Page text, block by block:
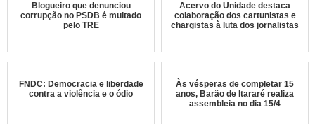
Blogueiro que denunciou
corrupção no PSDB é multado
pelo TRE
Acervo do Unidade destaca
colaboração dos cartunistas e
chargistas à luta dos jornalistas
FNDC: Democracia e liberdade
contra a violência e o ódio
Às vésperas de completar 15
anos, Barão de Itararé realiza
assembleia no dia 15/4